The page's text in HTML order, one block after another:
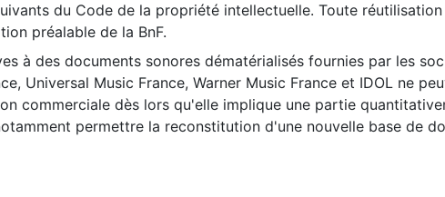
du Code de la propriété intellectuelle. Toute
préalable de la BnF.
à des documents sonores dématérialisés fournies par les
Universal Music France, Warner Music France et IDOL ne
commerciale dès lors qu'elle implique une partie
permettre la reconstitution d'une nouvelle base de